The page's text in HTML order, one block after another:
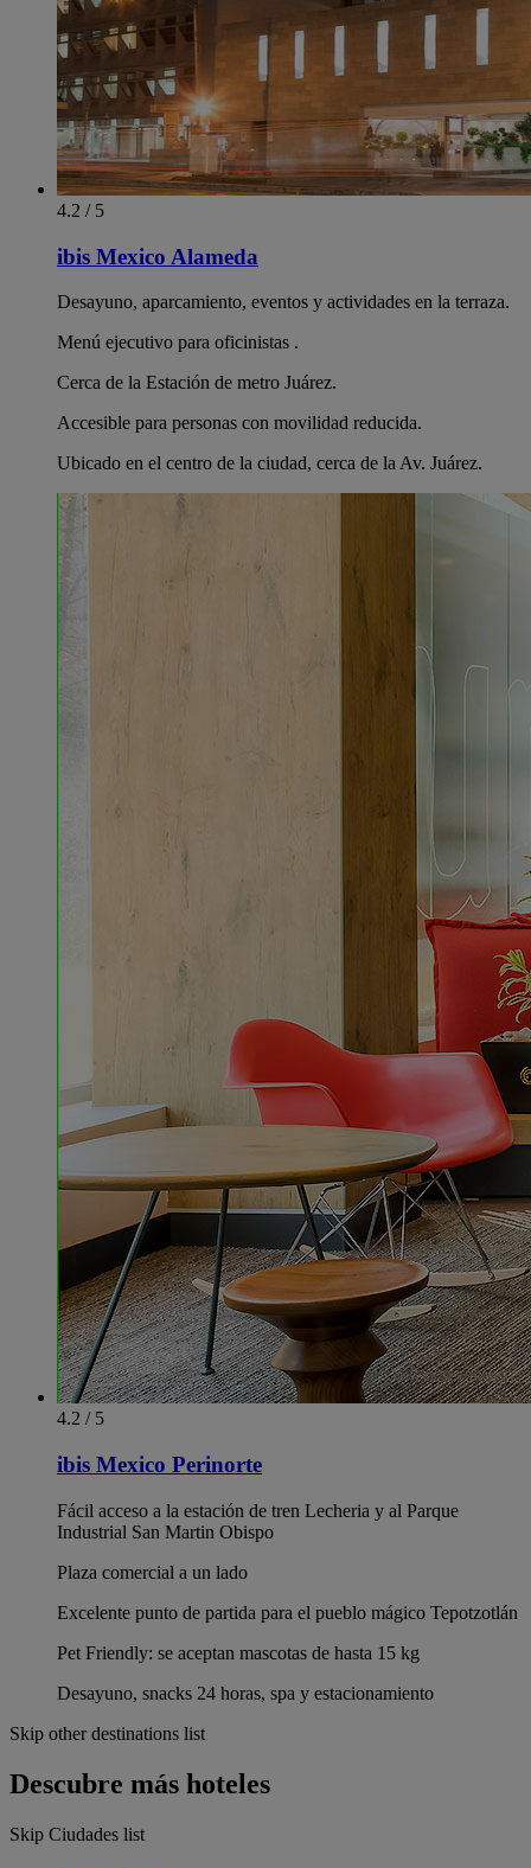
4.2 / 5
ibis Mexico Alameda
Desayuno, aparcamiento, eventos y actividades en la terraza.
Menú ejecutivo para oficinistas .
Cerca de la Estación de metro Juárez.
Accesible para personas con movilidad reducida.
Ubicado en el centro de la ciudad, cerca de la Av. Juárez.
4.2 / 5
ibis Mexico Perinorte
Fácil acceso a la estación de tren Lecheria y al Parque
Industrial San Martin Obispo
Plaza comercial a un lado
Excelente punto de partida para el pueblo mágico Tepotzotlán
Pet Friendly: se aceptan mascotas de hasta 15 kg
Desayuno, snacks 24 horas, spa y estacionamiento
Skip other destinations list
Descubre más hoteles
Skip Ciudades list